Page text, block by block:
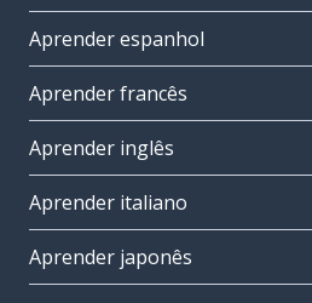
Aprender espanhol
Aprender francês
Aprender inglês
Aprender italiano
Aprender japonês